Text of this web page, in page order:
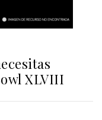
XLVIII